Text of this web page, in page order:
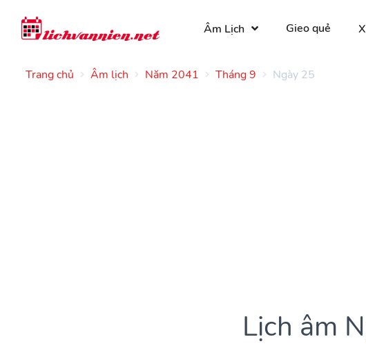
Âm Lịch Gieo quẻ
Trang chủ Âm lịch Năm 2041 Tháng 9 Ngày 25
Lịch âm